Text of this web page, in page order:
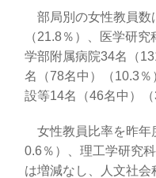
部局別の女性教員数
（21.8％）、医学研
学部附属病院34名（
名（78名中）（10.3
設等14名（46名中）
女性教員比率を昨年
0.6％）、理工学研究
は増減なし、人文社